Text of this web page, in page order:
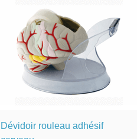
Dévidoir rouleau adhésif